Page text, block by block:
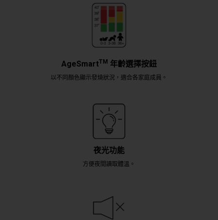
AgeSmartTM 年齡選擇按鈕
以不同顏色顯示發燒狀況，適合各家庭成員。
夜光功能
方便夜間讀取體溫。